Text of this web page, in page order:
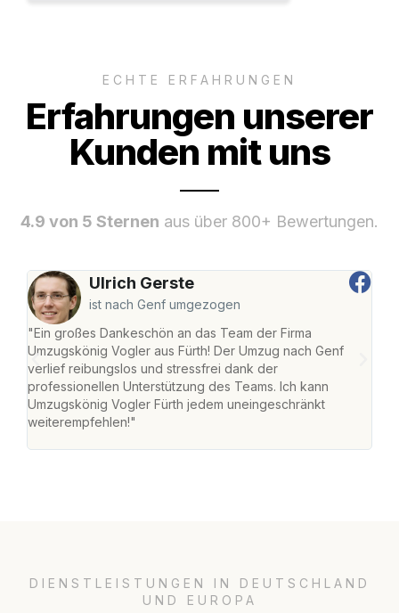
ECHTE ERFAHRUNGEN
Erfahrungen unserer
Kunden mit uns
4.9 von 5 Sternen aus über 800+ Bewertungen.
Ulrich Gerste
ist nach Genf umgezogen
"Ein großes Dankeschön an das Team der Firma
Umzugskönig Vogler aus Fürth! Der Umzug nach Genf
verlief reibungslos und stressfrei dank der
professionellen Unterstützung des Teams. Ich kann
Umzugskönig Vogler Fürth jedem uneingeschränkt
weiterempfehlen!"
DIENSTLEISTUNGEN IN DEUTSCHLAND
UND EUROPA